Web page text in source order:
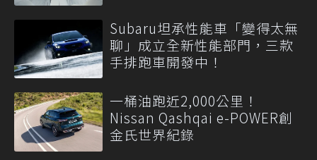
Subaru坦承性能車「變得太無
聊」成立全新性能部門，三款
手排跑車開發中！
一桶油跑近2,000公里！
Nissan Qashqai e-POWER創
金氏世界紀錄